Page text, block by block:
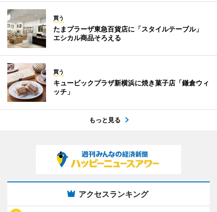
買う
たまプラーザ東急百貨店に「スタイルテーブル」
エシカル商品そろえる
買う
キュービックプラザ新横浜に焼き菓子店「鎌倉ウィ
ッチ」
もっと見る
アクセスランキング